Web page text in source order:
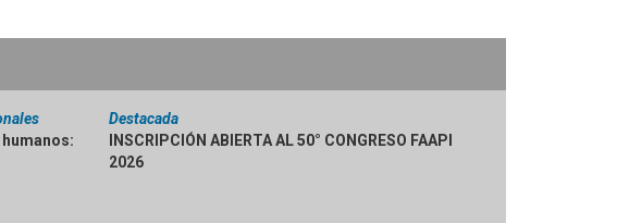
Destacada
INSCRIPCIÓN ABIERTA AL 50° CONGRESO FAAPI
2026